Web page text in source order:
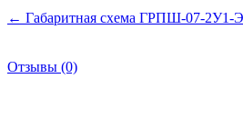
← Габаритная схема ГРПШ-07-
Отзывы (0)